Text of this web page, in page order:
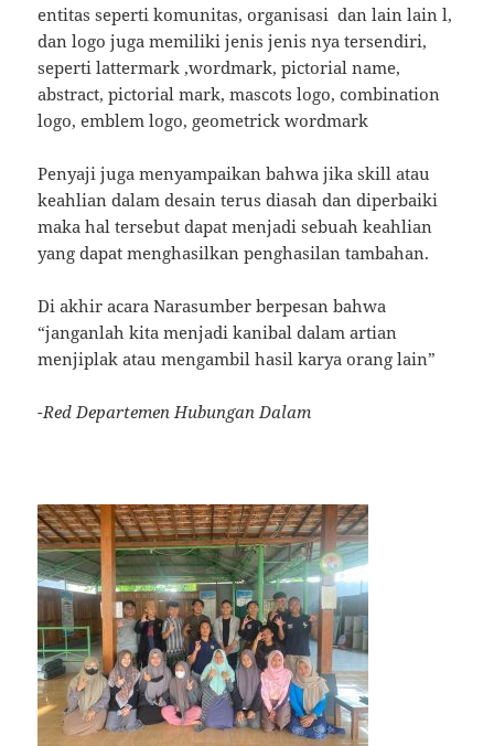
entitas seperti komunitas, organisasi dan lain lain l,
dan logo juga memiliki jenis jenis nya tersendiri,
seperti lattermark ,wordmark, pictorial name,
abstract, pictorial mark, mascots logo, combination
logo, emblem logo, geometrick wordmark
Penyaji juga menyampaikan bahwa jika skill atau
keahlian dalam desain terus diasah dan diperbaiki
maka hal tersebut dapat menjadi sebuah keahlian
yang dapat menghasilkan penghasilan tambahan.
Di akhir acara Narasumber berpesan bahwa
“janganlah kita menjadi kanibal dalam artian
menjiplak atau mengambil hasil karya orang lain”
-Red Departemen Hubungan Dalam